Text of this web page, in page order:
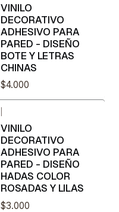
VINILO
DECORATIVO
ADHESIVO PARA
PARED - DISEÑO
BOTE Y LETRAS
CHINAS
$4.000
VINILO
DECORATIVO
ADHESIVO PARA
PARED - DISEÑO
HADAS COLOR
ROSADAS Y LILAS
$3.000